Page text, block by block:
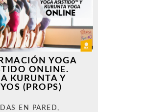
YOGA
ONLINE.
KURUNTA Y
(PROPS)
EN PARED,